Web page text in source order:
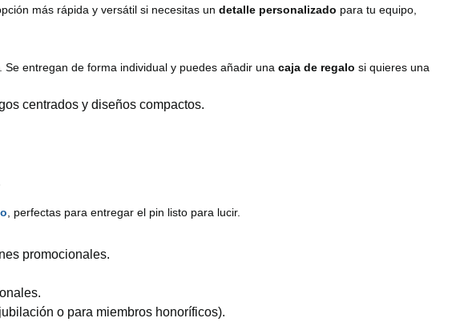
más rápida y versátil si necesitas undetalle personalizado para tu equipo,
. Se entregan de forma individual y puedes añadir unacaja de regalo si quieres una
centrados y diseños compactos.
, perfectas para entregar el pin listo para lucir.
promocionales.
o para miembros honoríficos).